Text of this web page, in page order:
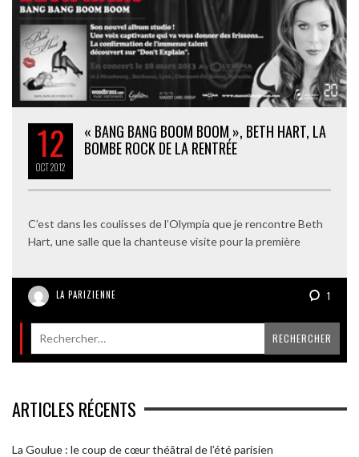
12
OCT2012
« BANG BANG BOOM BOOM », BETH HART, LA
BOMBE ROCK DE LA RENTRÉE
C’est dans les coulisses de l’Olympia que je rencontre Beth
Hart, une salle que la chanteuse visite pour la première
LA PARIZIENNE 1
ARTICLES RÉCENTS
La Goulue : le coup de cœur théâtral de l’été parisien